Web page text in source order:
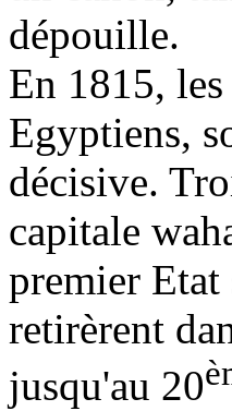
dépouille.
En 1815,
Egyptiens,
décisive.
capitale
premier Etat
retirèrent
jusqu'au 20